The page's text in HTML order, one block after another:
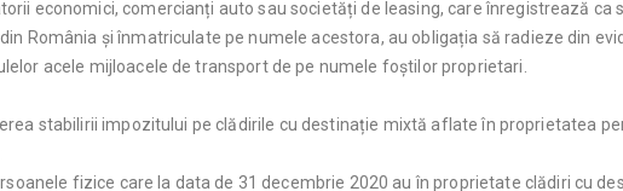
economici, comercianți auto sau societăți de leasing, care înregistrează
România și înmatriculate pe numele acestora, au obligația să radieze din
acele mijloacele de transport de pe numele foștilor proprietari.
stabilirii impozitului pe clădirile cu destinație mixtă aflate în proprietatea
fizice care la data de 31 decembrie 2020 au în proprietate clădiri cu